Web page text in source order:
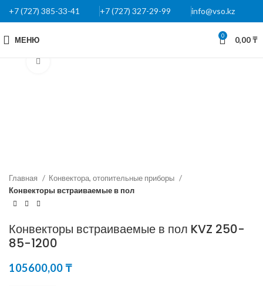
+7 (727) 385-33-41 +7 (727) 327-29-99 info@vso.kz
МЕНЮ 0 0,00₸
Главная
Конвектора, отопительные приборы
Конвекторы встраиваемые в пол
Конвекторы встраиваемые в пол KVZ 250-
85-1200
105600,00₸